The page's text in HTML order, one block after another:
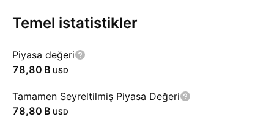
Temel istatistikler
Piyasa değeri
‪78,80 B‬ USD
Tamamen Seyreltilmiş Piyasa Değeri
‪78,80 B‬ USD